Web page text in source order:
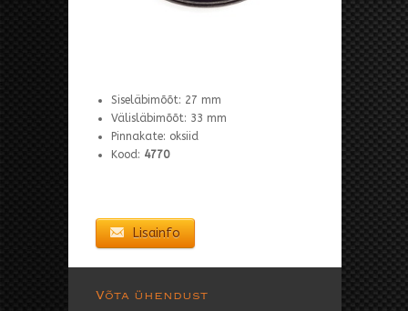
Siseläbimõõt: 27 mm
Välisläbimõõt: 33 mm
Pinnakate: oksiid
Kood: 4770
Lisainfo
Võta ühendust